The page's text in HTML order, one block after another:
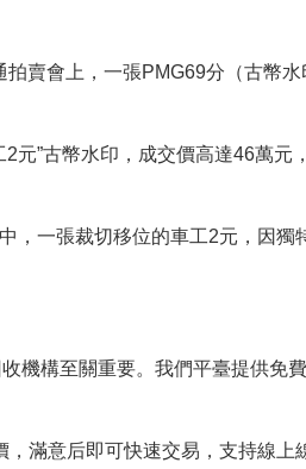
拍賣會上，一張PMG69分（古幣
古幣水印，成交價高達46萬元
一張裁切移位的車工2元，因
構至關重要。我們平臺提供免費
意后即可快速交易，支持線上線